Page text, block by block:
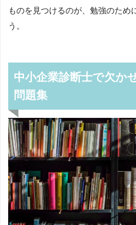
ものを見つけるのが、勉強のため
う。
中小企業診断士で欠か
問題集